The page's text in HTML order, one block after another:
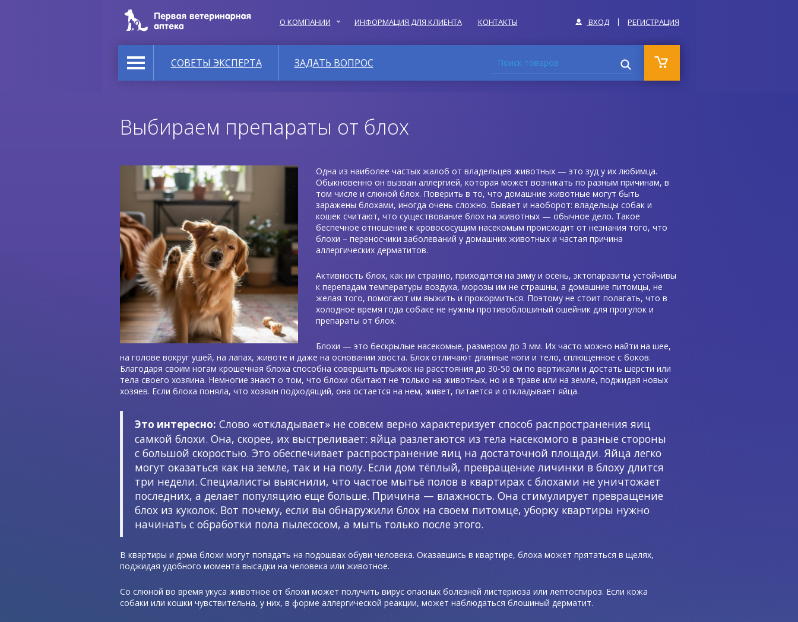
О КОМПАНИИ ИНФОРМАЦИЯ ДЛЯ КЛИЕНТА КОНТАКТЫ ВХОД РЕГИСТРАЦИЯ
СОВЕТЫ ЭКСПЕРТА ЗАДАТЬ ВОПРОС Поиск товаров
Выбираем препараты от блох
Одна из наиболее частых жалоб от владельцев животных — это зуд у их любимца.
Обыкновенно он вызван аллергией, которая может возникать по разным причинам, в
том числе и слюной блох. Поверить в то, что домашние животные могут быть
заражены блохами, иногда очень сложно. Бывает и наоборот: владельцы собак и
кошек считают, что существование блох на животных — обычное дело. Такое
беспечное отношение к кровососущим насекомым происходит от незнания того, что
блохи – переносчики заболеваний у домашних животных и частая причина
аллергических дерматитов.
Активность блох, как ни странно, приходится на зиму и осень, эктопаразиты устойчивы
к перепадам температуры воздуха, морозы им не страшны, а домашние питомцы, не
желая того, помогают им выжить и прокормиться. Поэтому не стоит полагать, что в
холодное время года собаке не нужны противоблошиный ошейник для прогулок и
препараты от блох.
Блохи — это бескрылые насекомые, размером до 3 мм. Их часто можно найти на шее,
на голове вокруг ушей, на лапах, животе и даже на основании хвоста. Блох отличают длинные ноги и тело, сплющенное с боков.
Благодаря своим ногам крошечная блоха способна совершить прыжок на расстояния до 30-50 см по вертикали и достать шерсти или
тела своего хозяина. Немногие знают о том, что блохи обитают не только на животных, но и в траве или на земле, поджидая новых
хозяев. Если блоха поняла, что хозяин подходящий, она остается на нем, живет, питается и откладывает яйца.
Это интересно: Слово «откладывает» не совсем верно характеризует способ распространения яиц
самкой блохи. Она, скорее, их выстреливает: яйца разлетаются из тела насекомого в разные стороны
с большой скоростью. Это обеспечивает распространение яиц на достаточной площади. Яйца легко
могут оказаться как на земле, так и на полу. Если дом тёплый, превращение личинки в блоху длится
три недели. Специалисты выяснили, что частое мытьё полов в квартирах с блохами не уничтожает
последних, а делает популяцию еще больше. Причина — влажность. Она стимулирует превращение
блох из куколок. Вот почему, если вы обнаружили блох на своем питомце, уборку квартиры нужно
начинать с обработки пола пылесосом, а мыть только после этого.
В квартиры и дома блохи могут попадать на подошвах обуви человека. Оказавшись в квартире, блоха может прятаться в щелях,
поджидая удобного момента высадки на человека или животное.
Со слюной во время укуса животное от блохи может получить вирус опасных болезней листериоза или лептоспироз. Если кожа
собаки или кошки чувствительна, у них, в форме аллергической реакции, может наблюдаться блошиный дерматит.